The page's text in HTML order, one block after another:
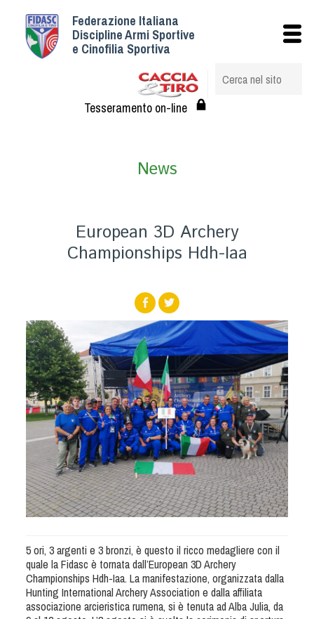
Federazione Italiana
Discipline Armi Sportive
e Cinofilia Sportiva
Tesseramento on-line
News
European 3D Archery
Championships Hdh-Iaa
5 ori, 3 argenti e 3 bronzi, è questo il ricco medagliere con il
quale la Fidasc è tornata dall’European 3D Archery
Championships Hdh-Iaa. La manifestazione, organizzata dalla
Hunting International Archery Association e dalla affiliata
associazione arcieristica rumena, si è tenuta ad Alba Julia, da
Istituzionale
Struttura
Albo Veterinari federali
Statuto e Regolamenti
Assicurazione
Convenzioni
Tesserati
Albo Fornitori
Referenti e gruppi di lavoro regionali
Scuole Federali
Tecnici
Direttori di Gara
Formazione
Calendario Manifestazioni
Organi di Giustizia - Dispositivi
Modelli e moduli
Albo Atleti Cinofili
Tiro di Campagna
English e Training Sporting